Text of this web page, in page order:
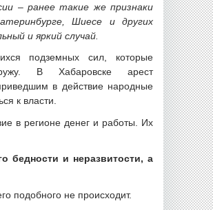
– ранее такие же признаки
Шиесе и других
и яркий случай.
подземных сил, которые
В Хабаровске арест
в действие народные
к власти.
в регионе денег и работы. Их
бедности и неразвитости, а
подобного не происходит.